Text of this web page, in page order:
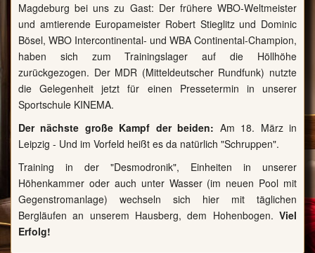
Magdeburg bei uns zu Gast: Der frühere WBO-Weltmeister
und amtierende Europameister Robert Stieglitz und Dominic
Bösel, WBO Intercontinental- und WBA Continental-Champion,
haben sich zum Trainingslager auf die Höllhöhe
zurückgezogen. Der MDR (Mitteldeutscher Rundfunk) nutzte
die Gelegenheit jetzt für einen Pressetermin in unserer
Sportschule KINEMA.
Der nächste große Kampf der beiden: Am 18. März in
Leipzig - Und im Vorfeld heißt es da natürlich "Schruppen".
Training in der "Desmodronik", Einheiten in unserer
Höhenkammer oder auch unter Wasser (im neuen Pool mit
Gegenstromanlage) wechseln sich hier mit täglichen
Bergläufen an unserem Hausberg, dem Hohenbogen. Viel
Erfolg!